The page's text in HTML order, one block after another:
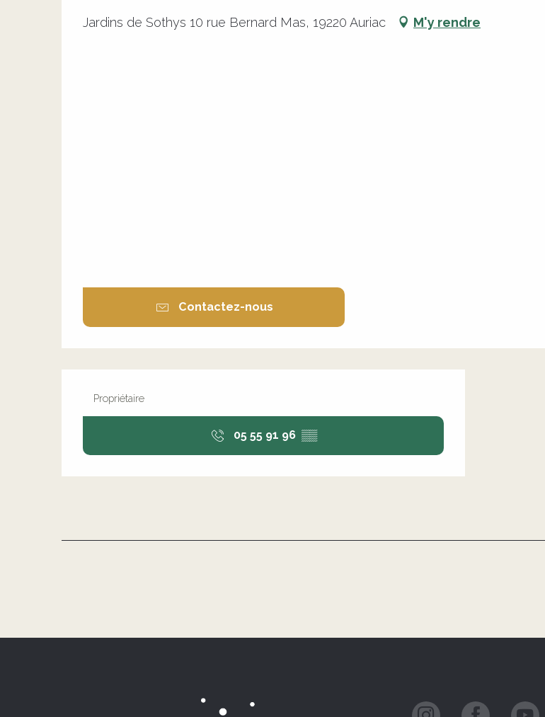
Jardins de Sothys 10 rue Bernard Mas, 19220 Auriac M'y rendre
Contactez-nous
Propriétaire
05 55 91 96 ▒▒